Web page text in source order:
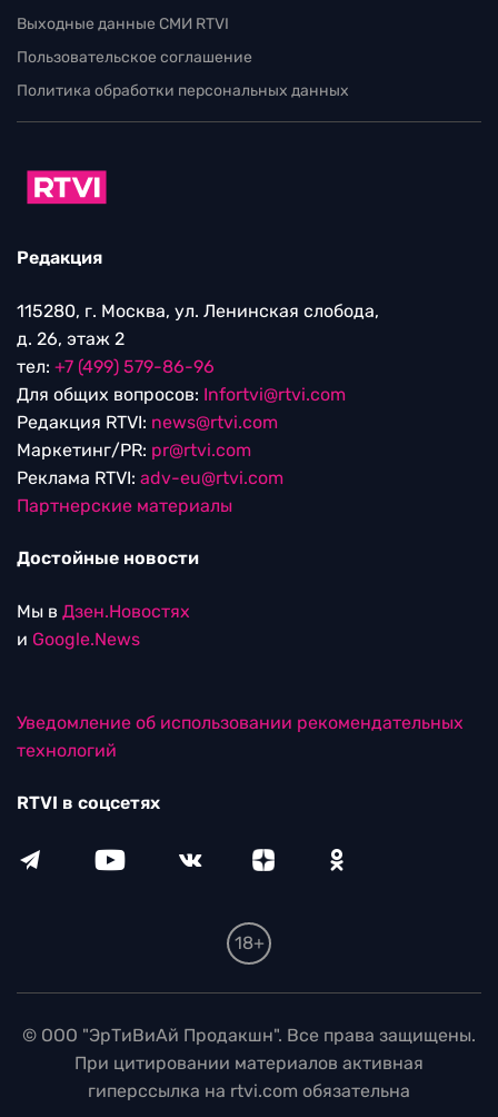
Выходные данные СМИ RTVI
Пользовательское соглашение
Политика обработки персональных данных
Редакция
115280, г. Москва, ул. Ленинская слобода,
д. 26, этаж 2
тел: +7 (499) 579-86-96
Для общих вопросов: Infortvi@rtvi.com
Редакция RTVI: news@rtvi.com
Маркетинг/PR: pr@rtvi.com
Реклама RTVI: adv-eu@rtvi.com
Партнерские материалы
Достойные новости
Мы в Дзен.Новостях
и Google.News
Уведомление об использовании рекомендательных
технологий
RTVI в соцсетях
18+
© ООО "ЭрТиВиАй Продакшн". Все права защищены.
При цитировании материалов активная
гиперссылка на rtvi.com обязательна